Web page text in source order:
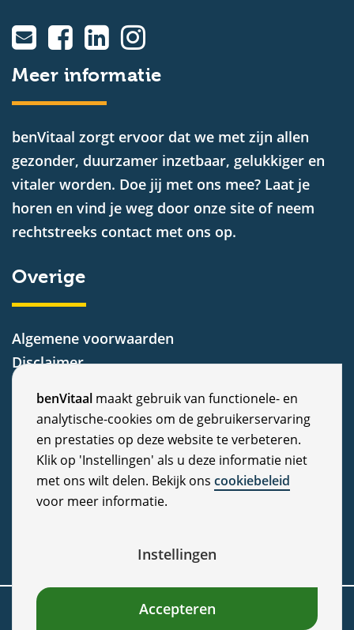
C
o
o
k
c
benVitaal maakt gebruik van functionele- en
analytische-cookies om de gebruikerservaring
en prestaties op deze website te verbeteren.
Klik op 'Instellingen' als u deze informatie niet
met ons wilt delen. Bekijk ons cookiebeleid
voor meer informatie.
Accepteren
Instellingen
Meer informatie
benVitaal zorgt ervoor dat we met zijn allen
gezonder, duurzamer inzetbaar, gelukkiger en
vitaler worden. Doe jij met ons mee? Laat je
horen en vind je weg door onze site of neem
rechtstreeks contact met ons op.
Overige
Algemene voorwaarden
Disclaimer
Cookiebeleid
Nieuws
Vacatures
Veelgestelde vragen
Klachten